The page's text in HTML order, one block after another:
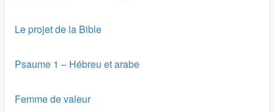
Le projet de la Bible
Psaume 1 – Hébreu et arabe
Femme de valeur